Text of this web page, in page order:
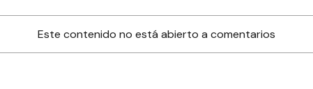
Este contenido no está abierto a comentarios